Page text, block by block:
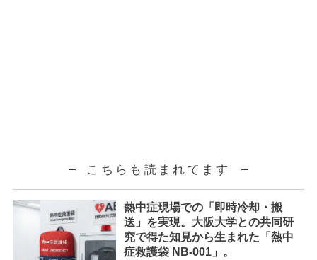
こちらも読まれてます
熱中症現場での「即時冷却・搬
送」を実現。大阪大学との共同研
究で得た知見から生まれた「熱中
症救護袋 NB-001」。